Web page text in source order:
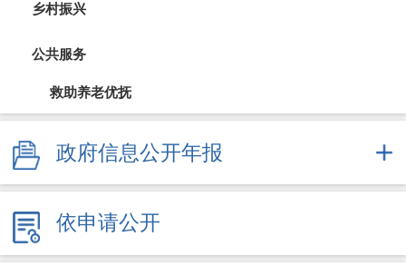
乡村振兴
公共服务
救助养老优抚
医疗卫生（疫情防控）
文体旅游
政府信息公开年报
依申请公开